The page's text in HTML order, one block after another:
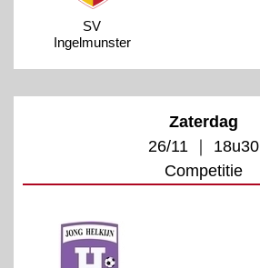
SV
Ingelmunster
Zaterdag
26/11 ｜ 18u30
Competitie